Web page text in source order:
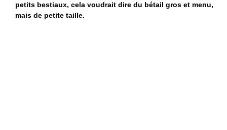
petits bestiaux, cela voudrait dire du bétail gros et menu,
mais de petite taille.